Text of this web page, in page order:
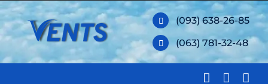
Skip
to
content
(093) 638-26-85
(063) 781-32-48